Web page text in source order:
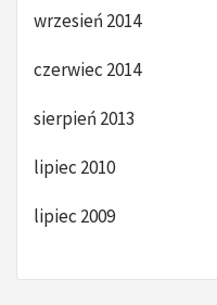
wrzesień 2014
czerwiec 2014
sierpień 2013
lipiec 2010
lipiec 2009